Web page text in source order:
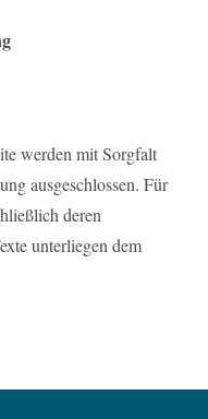
werden mit Sorgfalt
ausgeschlossen. Für
deren
unterliegen dem